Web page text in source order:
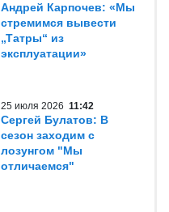
Андрей Карпочев: «Мы
стремимся вывести
„Татры“ из
эксплуатации»
25 июля 2026 11:42
Сергей Булатов: В
сезон заходим с
лозунгом "Мы
отличаемся"